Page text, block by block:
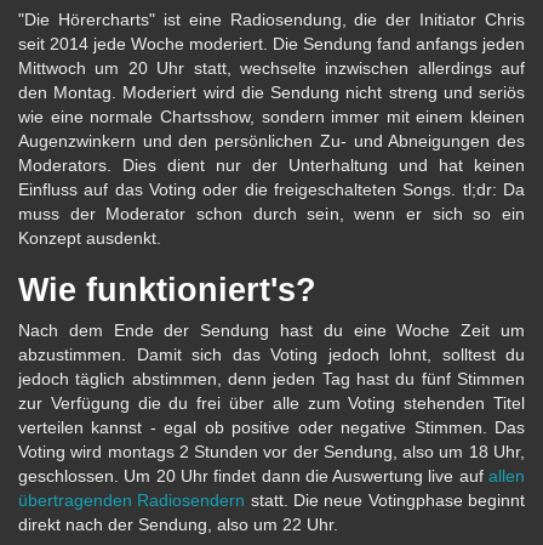
"Die Hörercharts" ist eine Radiosendung, die der Initiator Chris
seit 2014 jede Woche moderiert. Die Sendung fand anfangs jeden
Mittwoch um 20 Uhr statt, wechselte inzwischen allerdings auf
den Montag. Moderiert wird die Sendung nicht streng und seriös
wie eine normale Chartsshow, sondern immer mit einem kleinen
Augenzwinkern und den persönlichen Zu- und Abneigungen des
Moderators. Dies dient nur der Unterhaltung und hat keinen
Einfluss auf das Voting oder die freigeschalteten Songs. tl;dr: Da
muss der Moderator schon durch sein, wenn er sich so ein
Konzept ausdenkt.
Wie funktioniert's?
Nach dem Ende der Sendung hast du eine Woche Zeit um
abzustimmen. Damit sich das Voting jedoch lohnt, solltest du
jedoch täglich abstimmen, denn jeden Tag hast du fünf Stimmen
zur Verfügung die du frei über alle zum Voting stehenden Titel
verteilen kannst - egal ob positive oder negative Stimmen. Das
Voting wird montags 2 Stunden vor der Sendung, also um 18 Uhr,
geschlossen. Um 20 Uhr findet dann die Auswertung live auf allen
übertragenden Radiosendern statt. Die neue Votingphase beginnt
direkt nach der Sendung, also um 22 Uhr.